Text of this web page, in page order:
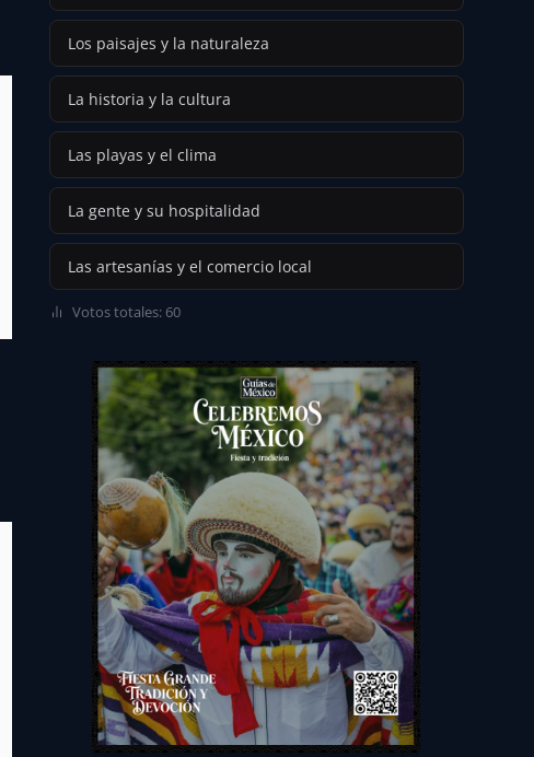
Los paisajes y la naturaleza
La historia y la cultura
Las playas y el clima
La gente y su hospitalidad
Las artesanías y el comercio local
Votos totales: 60